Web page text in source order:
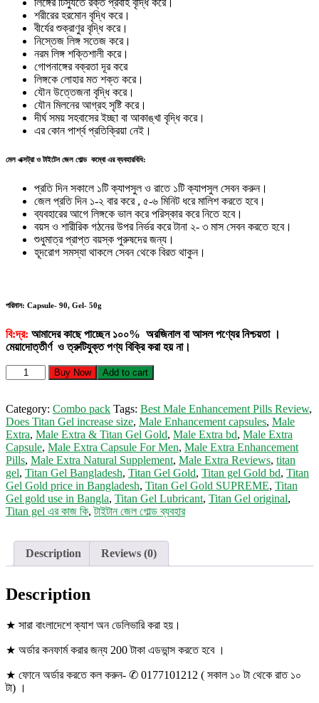
লিঙ্গের টিস্যুতে রক্ত প্রবাহ বৃদ্ধি করে।
শরীরের হরমোন বৃদ্ধি করে।
বীর্যের শুক্রাণুর বৃদ্ধি করে।
নিস্তেজ লিঙ্গ সতেজ করে।
নরম লিঙ্গ শক্তিশালী করে।
গোপনাঙ্গের বক্রতা দূর করে
লিঙ্গকে লোহার মত শক্ত করে।
যৌন উত্তেজনা বৃদ্ধি করে।
যৌন মিলনের আগ্রহ সৃষ্টি করে।
দীর্ঘ সময় সহবাসের ইচ্ছা বা আকাঙ্খা বৃদ্ধি করে।
এর কোন পার্শ্ব প্রতিক্রিয়া নেই।
মেল এক্সট্রা ও টাইটেন জেল গোল্ড কম্বো এর ব্যবহারবিধি:
প্রতি দিন সকালে ১টি ক্যাপসুল ও রাতে ১টি ক্যাপসুল সেবন করুন।
জেল প্রতি দিন ১-২ বার করে , ৫-৬ মিনিট ধরে মালিশ করতে হবে।
ব্যবহারের আগে লিঙ্গকে ভাল করে পরিস্কার করে নিতে হবে।
বয়স ও শারীরিক গঠনের উপর নির্ভর করে টানা ২- ৩ মাস সেবন করতে হবে।
শুধুমাত্র প্রাপ্ত বয়স্ক পুরুষদের জন্য।
হূদরোগ সমস্যা থাকলে সেবন থেকে বিরত থাকুন।
পরিমান: Capsule- 90, Gel- 50g
বি:দ্র: আমাদের কাছে পাচ্ছেন ১০০% অরজিনাল বা আসল পণ্যের নিশ্চয়তা ।
মেয়াদোত্তীর্ণ ও ত্রুটিযুক্ত পণ্য বিক্রি করা হয় না।
Male
Extra
Titan
Gel
Gold
quantity
Buy Now Add to cart
Category: Combo pack Tags: Best Male Enhancement Pills Review,
Does Titan Gel increase size, Male Enhancement capsules, Male
Extra, Male Extra & Titan Gel Gold, Male Extra bd, Male Extra
Capsule, Male Extra Capsule For Men, Male Extra Enhancement
Pills, Male Extra Natural Supplement, Male Extra Reviews, titan
gel, Titan Gel Bangladesh, Titan Gel Gold, Titan gel Gold bd, Titan
Gel Gold price in Bangladesh, Titan Gel Gold SUPREME, Titan
Gel gold use in Bangla, Titan Gel Lubricant, Titan Gel original,
Titan gel এর কাজ কি,টাইটান জেল গোল্ড ব্যবহার
Description Reviews (0)
Description
★ সারা বাংলাদেশে ক্যাশ অন ডেলিভারি করা হয়।
★ অর্ডার কনফার্ম করার জন্য 200 টাকা এডভান্স করতে হবে ।
★ ফোনে অর্ডার করতে কল করুন- ✆ 0177101212 ( সকাল ১০ টা থেকে রাত ১০
টা) ।